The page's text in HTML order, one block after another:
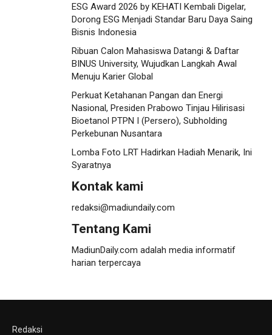
ESG Award 2026 by KEHATI Kembali Digelar,
Dorong ESG Menjadi Standar Baru Daya Saing
Bisnis Indonesia
Ribuan Calon Mahasiswa Datangi & Daftar
BINUS University, Wujudkan Langkah Awal
Menuju Karier Global
Perkuat Ketahanan Pangan dan Energi
Nasional, Presiden Prabowo Tinjau Hilirisasi
Bioetanol PTPN I (Persero), Subholding
Perkebunan Nusantara
Lomba Foto LRT Hadirkan Hadiah Menarik, Ini
Syaratnya
Kontak kami
redaksi@madiundaily.com
Tentang Kami
MadiunDaily.com adalah media informatif
harian terpercaya
Redaksi